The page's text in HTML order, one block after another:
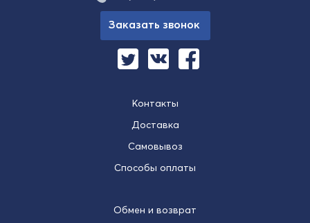
Контакты
Доставка
Самовывоз
Способы оплаты
Обмен и возврат
Заказать звонок